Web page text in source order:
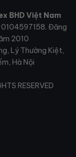
BHD Việt Nam
0104597158. Đăng
2010
Lý Thường Kiệt,
Hà Nội
RESERVED